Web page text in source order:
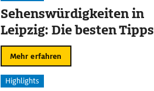
Sehenswürdigkeiten in
Leipzig: Die besten Tipps
Mehr erfahren
Highlights